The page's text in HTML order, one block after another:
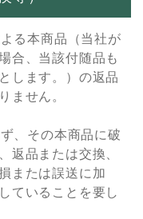
る本商品（当社が
合、当該付随品も
します。）の返品
ません。
、その本商品に破
返品または交換、
または誤送に加
ていることを要し